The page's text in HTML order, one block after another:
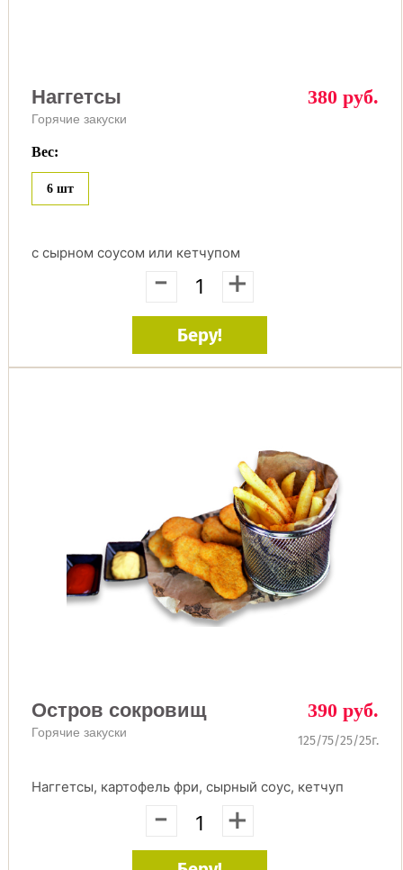
Наггетсы
Горячие закуски
380 руб.
Вес:
6 шт
с сырном соусом или кетчупом
- +
Беру!
Остров сокровищ
Горячие закуски
390 руб.
125/75/25/25г.
Наггетсы, картофель фри, сырный соус, кетчуп
- +